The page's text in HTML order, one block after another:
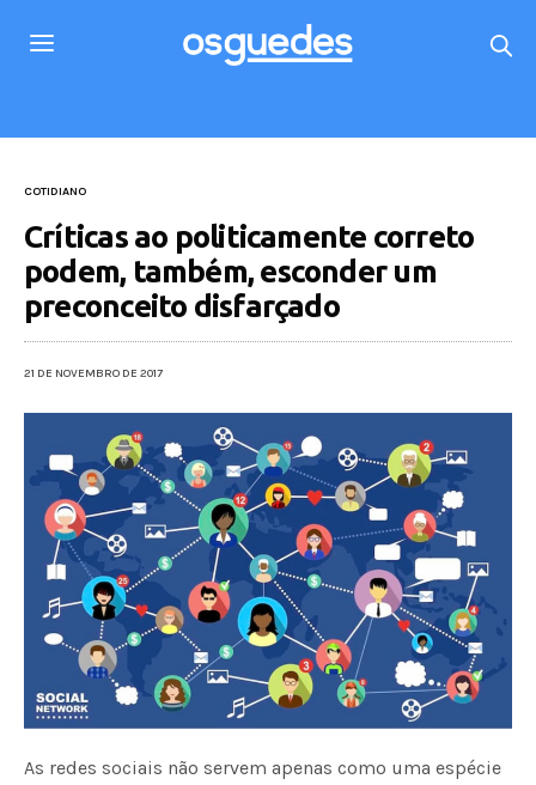
COTIDIANO
Críticas ao politicamente correto
podem, também, esconder um
preconceito disfarçado
21 DE NOVEMBRO DE 2017
As redes sociais não servem apenas como uma espécie